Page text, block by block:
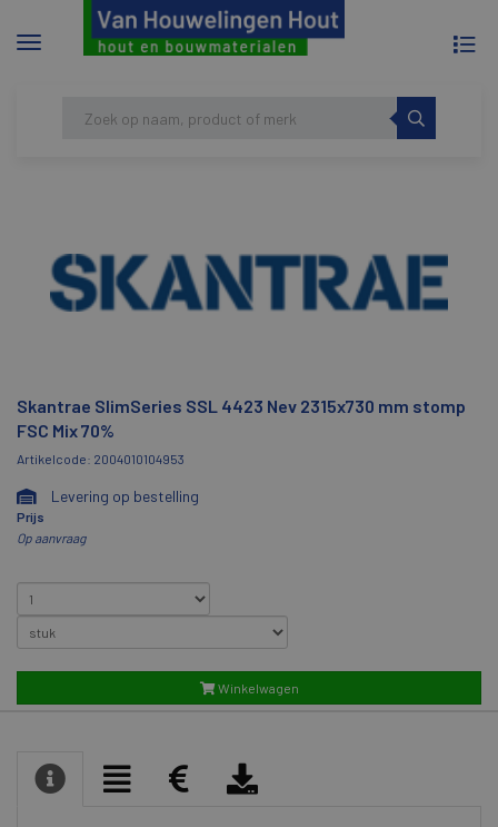
Menu
Skantrae SlimSeries SSL 4423 Nev 2315x730 mm stomp
FSC Mix 70%
Artikelcode: 2004010104953
Levering op bestelling
Prijs
Op aanvraag
Winkelwagen